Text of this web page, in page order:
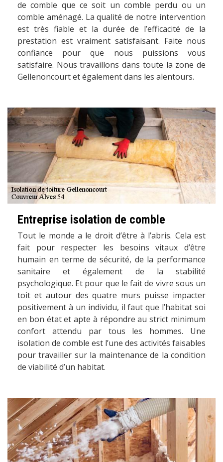
de comble que ce soit un comble perdu ou un
comble aménagé. La qualité de notre intervention
est très fiable et la durée de l’efficacité de la
prestation est vraiment satisfaisant. Faite nous
confiance pour que nous puissions vous
satisfaire. Nous travaillons dans toute la zone de
Gellenoncourt et également dans les alentours.
Entreprise isolation de comble
Tout le monde a le droit d’être à l’abris. Cela est
fait pour respecter les besoins vitaux d’être
humain en terme de sécurité, de la performance
sanitaire et également de la stabilité
psychologique. Et pour que le fait de vivre sous un
toit et autour des quatre murs puisse impacter
positivement à un individu, il faut que l’habitat soi
en bon état et apte à répondre au strict minimum
confort attendu par tous les hommes. Une
isolation de comble est l’une des activités faisables
pour travailler sur la maintenance de la condition
de viabilité d’un habitat.